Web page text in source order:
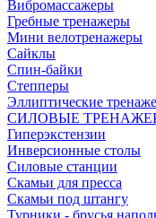
Вибромассажеры
Гребные тренажеры
Мини велотренажеры
Сайклы
Спин-байки
Степперы
Эллиптические
СИЛОВЫЕ
Гиперэкстензии
Инверсионные столы
Силовые станции
Скамьи для пресса
Скамьи под штангу
Турники - брусья